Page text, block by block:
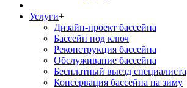
Услуги+
Дизайн-проект бассейна
Бассейн под ключ
Реконструкция бассейна
Обслуживание бассейна
Бесплатный выезд специалиста
Консервация бассейна на зиму